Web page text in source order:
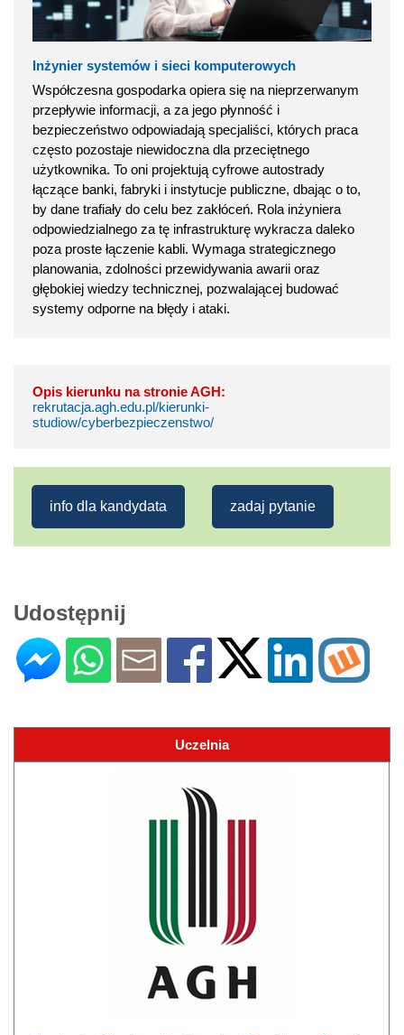
Inżynier systemów i sieci komputerowych
Współczesna gospodarka opiera się na nieprzerwanym
przepływie informacji, a za jego płynność i
bezpieczeństwo odpowiadają specjaliści, których praca
często pozostaje niewidoczna dla przeciętnego
użytkownika. To oni projektują cyfrowe autostrady
łączące banki, fabryki i instytucje publiczne, dbając o to,
by dane trafiały do celu bez zakłóceń. Rola inżyniera
odpowiedzialnego za tę infrastrukturę wykracza daleko
poza proste łączenie kabli. Wymaga strategicznego
planowania, zdolności przewidywania awarii oraz
głębokiej wiedzy technicznej, pozwalającej budować
systemy odporne na błędy i ataki.
Opis kierunku na stronie AGH:
rekrutacja.agh.edu.pl/kierunki-
studiow/cyberbezpieczenstwo/
info dla kandydata zadaj pytanie
Udostępnij
Uczelnia